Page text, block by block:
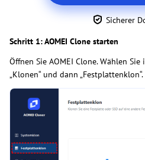
Sicherer
Schritt 1: AOMEI Clone starten
Öffnen Sie AOMEI Clone. Wählen
„Klonen“ und dann „Festplattenklon“.